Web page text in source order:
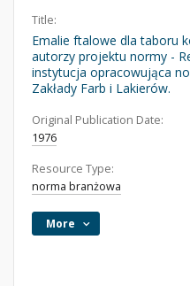
Title:
Emalie ftalowe dla taboru
autorzy projektu normy -
instytucja opracowująca
Zakłady Farb i Lakierów.
Original Publication Date:
1976
Resource Type:
norma branżowa
More